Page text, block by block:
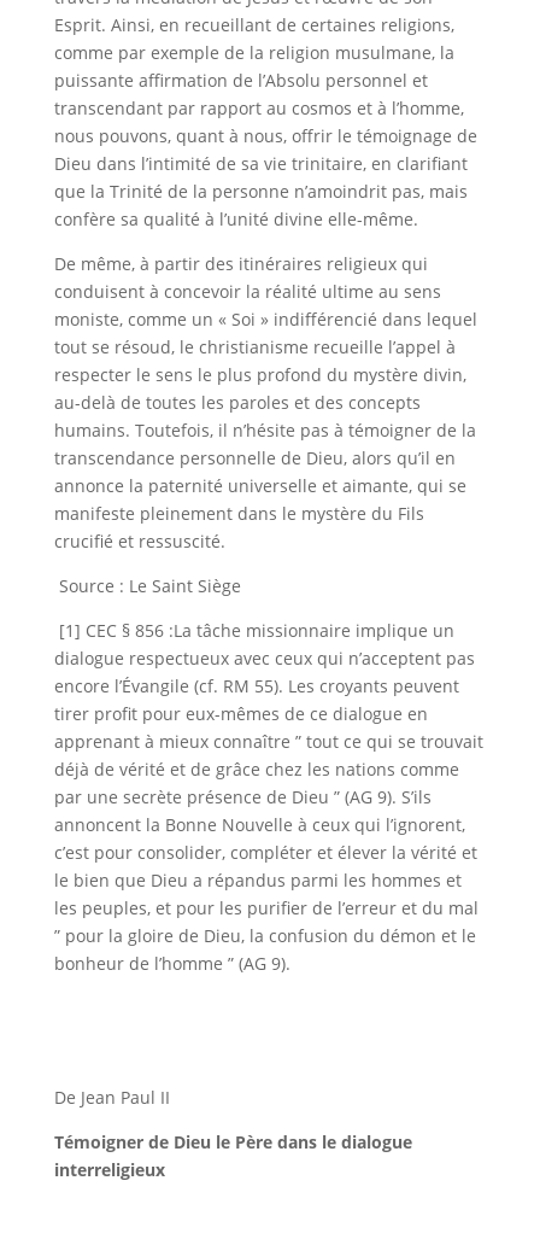
Esprit. Ainsi, en recueillant de certaines religions,
comme par exemple de la religion musulmane, la
puissante affirmation de l’Absolu personnel et
transcendant par rapport au cosmos et à l’homme,
nous pouvons, quant à nous, offrir le témoignage de
Dieu dans l’intimité de sa vie trinitaire, en clarifiant
que la Trinité de la personne n’amoindrit pas, mais
confère sa qualité à l’unité divine elle-même.
De même, à partir des itinéraires religieux qui
conduisent à concevoir la réalité ultime au sens
moniste, comme un « Soi » indifférencié dans lequel
tout se résoud, le christianisme recueille l’appel à
respecter le sens le plus profond du mystère divin,
au-delà de toutes les paroles et des concepts
humains. Toutefois, il n’hésite pas à témoigner de la
transcendance personnelle de Dieu, alors qu’il en
annonce la paternité universelle et aimante, qui se
manifeste pleinement dans le mystère du Fils
crucifié et ressuscité.
Source : Le Saint Siège
[1] CEC § 856 :La tâche missionnaire implique un
dialogue respectueux avec ceux qui n’acceptent pas
encore l’Évangile (cf. RM 55). Les croyants peuvent
tirer profit pour eux-mêmes de ce dialogue en
apprenant à mieux connaître ” tout ce qui se trouvait
déjà de vérité et de grâce chez les nations comme
par une secrète présence de Dieu ” (AG 9). S’ils
annoncent la Bonne Nouvelle à ceux qui l’ignorent,
c’est pour consolider, compléter et élever la vérité et
le bien que Dieu a répandus parmi les hommes et
les peuples, et pour les purifier de l’erreur et du mal
” pour la gloire de Dieu, la confusion du démon et le
bonheur de l’homme ” (AG 9).
De Jean Paul II
Témoigner de Dieu le Père dans le dialogue
interreligieux